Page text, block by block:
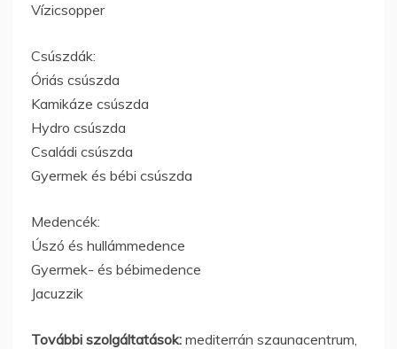
Vízicsopper
Csúszdák:
Óriás csúszda
Kamikáze csúszda
Hydro csúszda
Családi csúszda
Gyermek és bébi csúszda
Medencék:
Úszó és hullámmedence
Gyermek- és bébimedence
Jacuzzik
További szolgáltatások: mediterrán szaunacentrum,